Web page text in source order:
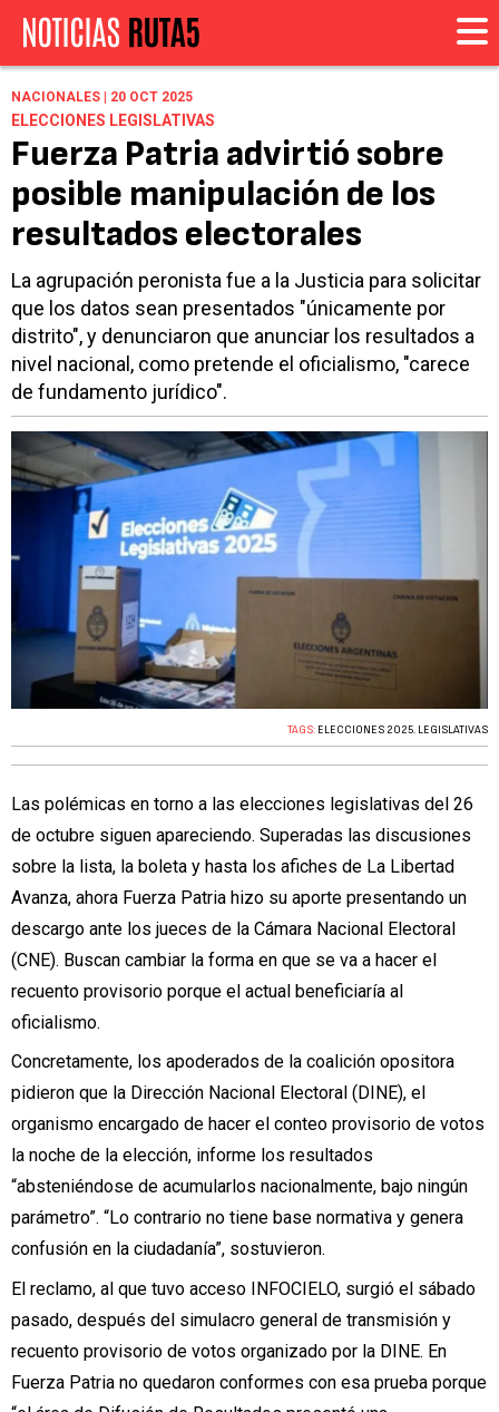
NACIONALES | 20 OCT 2025
ELECCIONES LEGISLATIVAS
Fuerza Patria advirtió sobre
posible manipulación de los
resultados electorales
La agrupación peronista fue a la Justicia para solicitar
que los datos sean presentados "únicamente por
distrito", y denunciaron que anunciar los resultados a
nivel nacional, como pretende el oficialismo, "carece
de fundamento jurídico".
TAGS: ELECCIONES 2025. LEGISLATIVAS
Las polémicas en torno a las elecciones legislativas del 26
de octubre siguen apareciendo. Superadas las discusiones
sobre la lista, la boleta y hasta los afiches de La Libertad
Avanza, ahora Fuerza Patria hizo su aporte presentando un
descargo ante los jueces de la Cámara Nacional Electoral
(CNE). Buscan cambiar la forma en que se va a hacer el
recuento provisorio porque el actual beneficiaría al
oficialismo.
Concretamente, los apoderados de la coalición opositora
pidieron que la Dirección Nacional Electoral (DINE), el
organismo encargado de hacer el conteo provisorio de votos
la noche de la elección, informe los resultados
“absteniéndose de acumularlos nacionalmente, bajo ningún
parámetro”. “Lo contrario no tiene base normativa y genera
confusión en la ciudadanía”, sostuvieron.
El reclamo, al que tuvo acceso INFOCIELO, surgió el sábado
pasado, después del simulacro general de transmisión y
recuento provisorio de votos organizado por la DINE. En
Fuerza Patria no quedaron conformes con esa prueba porque